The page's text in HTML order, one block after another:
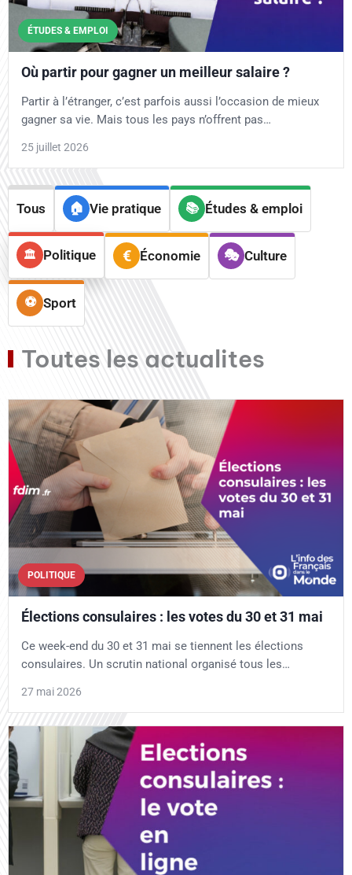
ÉTUDES & EMPLOI
Où partir pour gagner un meilleur salaire ?
Partir à l’étranger, c’est parfois aussi l’occasion de mieux
gagner sa vie. Mais tous les pays n’offrent pas…
25 juillet 2026
Tous Vie pratique Études & emploi
Politique Économie Culture
Sport
Toutes les actualites
POLITIQUE
Élections consulaires : les votes du 30 et 31 mai
Ce week-end du 30 et 31 mai se tiennent les élections
consulaires. Un scrutin national organisé tous les…
27 mai 2026